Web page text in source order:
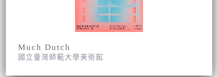
Much Dutch
國立臺灣師範大學美術館